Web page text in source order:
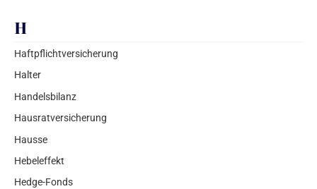
H
Haftpflichtversicherung
Halter
Handelsbilanz
Hausratversicherung
Hausse
Hebeleffekt
Hedge-Fonds